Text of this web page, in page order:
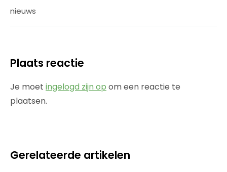
nieuws
Plaats reactie
Je moet ingelogd zijn op om een reactie te
plaatsen.
Gerelateerde artikelen